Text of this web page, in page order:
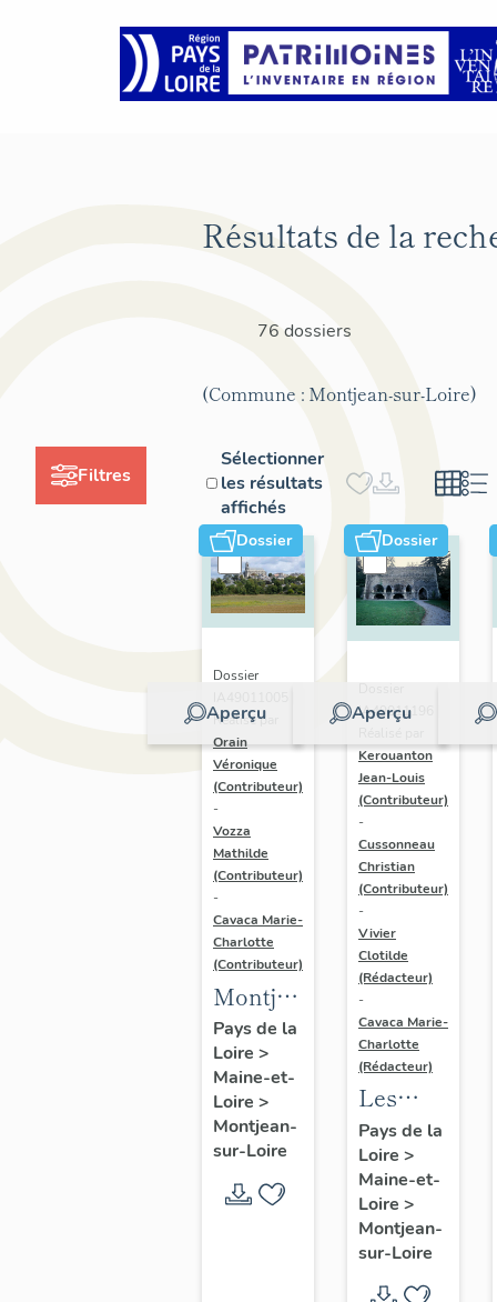
Filtres
Résultats de la
76 dossiers
(Commune : Montjean-sur-Loire)
Sélectionner
les résultats
affichés
Dossier
Aperçu
Dossier
Réalisé par
Orain
Véronique
(Contributeur)
-
Vozza
Mathilde
(Contributeur)
-
Cavaca Marie-
Charlotte
(Contributeur)
Montjean-
sur-
Loire :
présentation
de la
commune
Pays de la
Loire >
Maine-et-
Loire >
Montjean-
sur-Loire
Dossier
Aperçu
IA49011196 |
Kerouanton
Jean-Louis
(Contributeur)
-
Cussonneau
Christian
(Contributeur)
-
Vivier
Clotilde
(Rédacteur)
-
Cavaca Marie-
Charlotte
(Rédacteur)
Les
fours à
chaux
de
Montjean-
sur-
Loire
Pays de la
Loire >
Maine-et-
Loire >
Montjean-
sur-Loire